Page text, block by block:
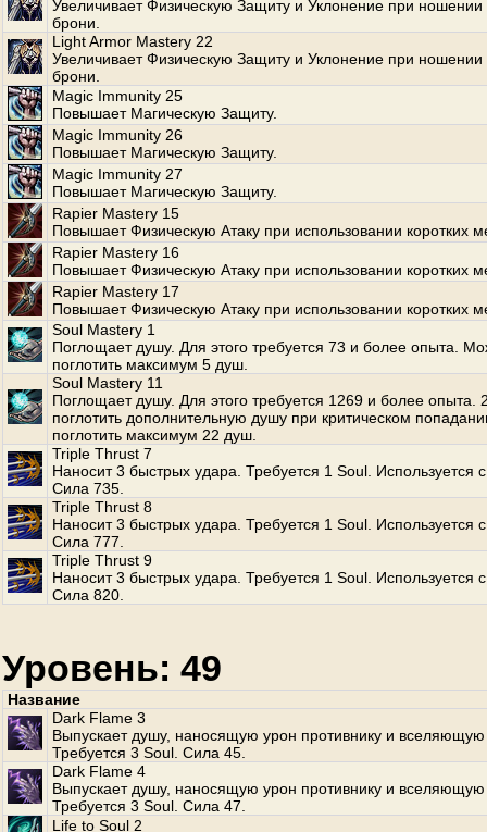
Увеличивает Физическую Защиту и Уклонение при ношении
брони.
Light Armor Mastery 22
Увеличивает Физическую Защиту и Уклонение при ношении
брони.
Magic Immunity 25
Повышает Магическую Защиту.
Magic Immunity 26
Повышает Магическую Защиту.
Magic Immunity 27
Повышает Магическую Защиту.
Rapier Mastery 15
Повышает Физическую Атаку при использовании коротких
Rapier Mastery 16
Повышает Физическую Атаку при использовании коротких
Rapier Mastery 17
Повышает Физическую Атаку при использовании коротких
Soul Mastery 1
Поглощает душу. Для этого требуется 73 и более опыта.
поглотить максимум 5 душ.
Soul Mastery 11
Поглощает душу. Для этого требуется 1269 и более опыта.
поглотить дополнительную душу при критическом
поглотить максимум 22 душ.
Triple Thrust 7
Наносит 3 быстрых удара. Требуется 1 Soul. Используется
Сила 735.
Triple Thrust 8
Наносит 3 быстрых удара. Требуется 1 Soul. Используется
Сила 777.
Triple Thrust 9
Наносит 3 быстрых удара. Требуется 1 Soul. Используется
Сила 820.
Уровень: 49
Название
Dark Flame 3
Выпускает душу, наносящую урон противнику и вселяющую
Требуется 3 Soul. Сила 45.
Dark Flame 4
Выпускает душу, наносящую урон противнику и вселяющую
Требуется 3 Soul. Сила 47.
Life to Soul 2